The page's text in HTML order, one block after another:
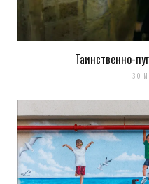
Таинственно-
30